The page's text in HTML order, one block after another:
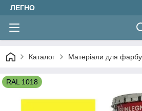
ЛЕГНО
Каталог Матеріали для
RAL 1018